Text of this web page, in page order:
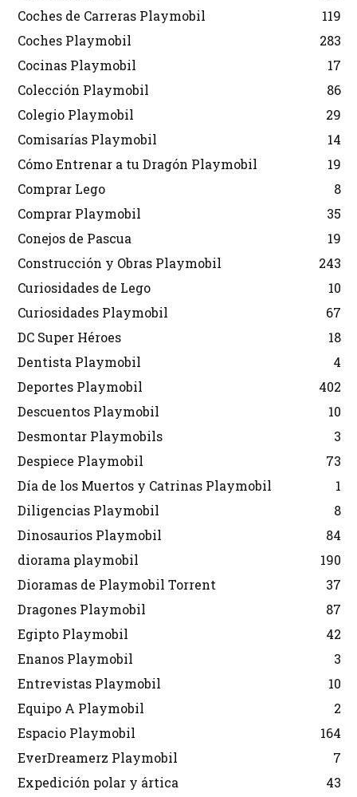
Coches de Carreras Playmobil
119
Coches Playmobil
283
Cocinas Playmobil
17
Colección Playmobil
86
Colegio Playmobil
29
Comisarías Playmobil
14
Cómo Entrenar a tu Dragón Playmobil
19
Comprar Lego
8
Comprar Playmobil
35
Conejos de Pascua
19
Construcción y Obras Playmobil
243
Curiosidades de Lego
10
Curiosidades Playmobil
67
DC Super Héroes
18
Dentista Playmobil
4
Deportes Playmobil
402
Descuentos Playmobil
10
Desmontar Playmobils
3
Despiece Playmobil
73
Día de los Muertos y Catrinas Playmobil
1
Diligencias Playmobil
8
Dinosaurios Playmobil
84
diorama playmobil
190
Dioramas de Playmobil Torrent
37
Dragones Playmobil
87
Egipto Playmobil
42
Enanos Playmobil
3
Entrevistas Playmobil
10
Equipo A Playmobil
2
Espacio Playmobil
164
EverDreamerz Playmobil
7
Expedición polar y ártica
43